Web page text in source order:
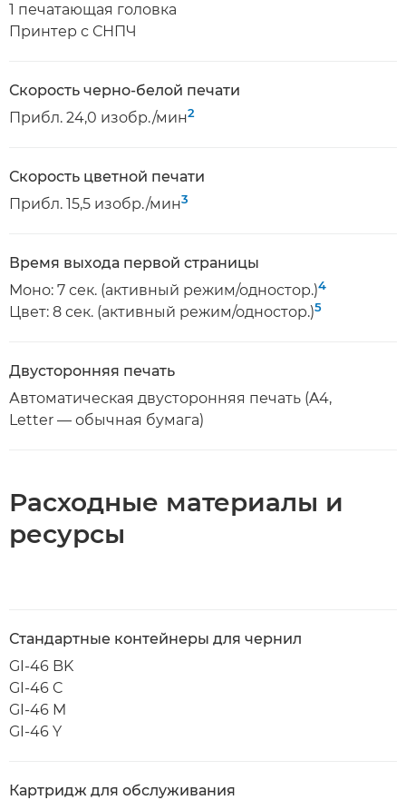
1 печатающая головка
Принтер с СНПЧ
Скорость черно-белой печати
Прибл. 24,0 изобр./мин2
Скорость цветной печати
Прибл. 15,5 изобр./мин3
Время выхода первой страницы
Моно: 7 сек. (активный режим/одностор.)4
Цвет: 8 сек. (активный режим/одностор.)5
Двусторонняя печать
Автоматическая двусторонняя печать (A4,
Letter — обычная бумага)
Расходные материалы и
ресурсы
Стандартные контейнеры для чернил
GI-46 BK
GI-46 C
GI-46 M
GI-46 Y
Картридж для обслуживания